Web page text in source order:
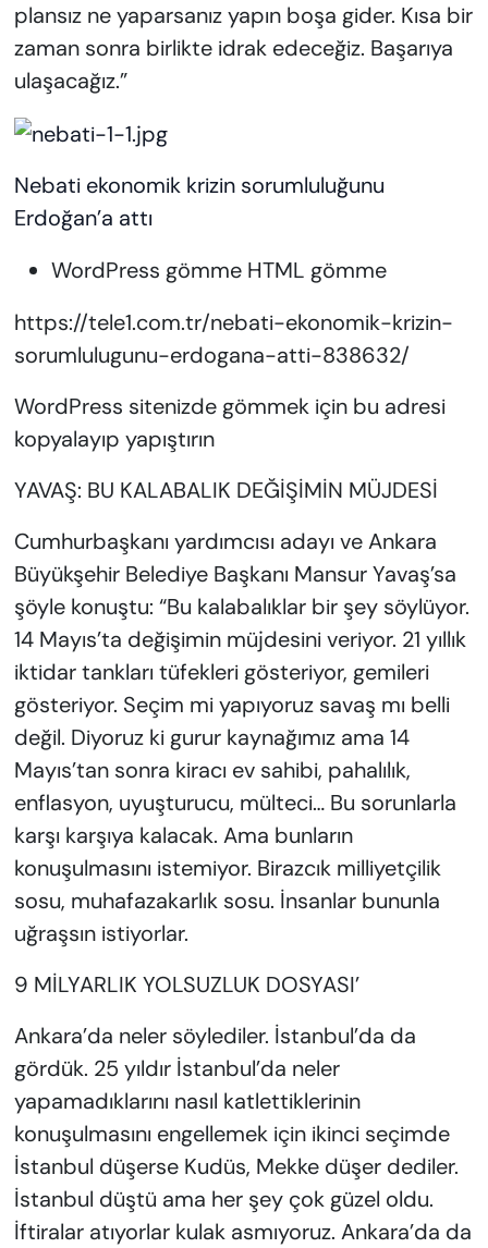
plansız ne yaparsanız yapın boşa gider. Kısa bir
zaman sonra birlikte idrak edeceğiz. Başarıya
ulaşacağız.”
Nebati ekonomik krizin sorumluluğunu
Erdoğan’a attı
WordPress gömme HTML gömme
https://tele1.com.tr/nebati-ekonomik-krizin-
sorumlulugunu-erdogana-atti-838632/
WordPress sitenizde gömmek için bu adresi
kopyalayıp yapıştırın
YAVAŞ: BU KALABALIK DEĞİŞİMİN MÜJDESİ
Cumhurbaşkanı yardımcısı adayı ve Ankara
Büyükşehir Belediye Başkanı Mansur Yavaş’sa
şöyle konuştu: “Bu kalabalıklar bir şey söylüyor.
14 Mayıs’ta değişimin müjdesini veriyor. 21 yıllık
iktidar tankları tüfekleri gösteriyor, gemileri
gösteriyor. Seçim mi yapıyoruz savaş mı belli
değil. Diyoruz ki gurur kaynağımız ama 14
Mayıs’tan sonra kiracı ev sahibi, pahalılık,
enflasyon, uyuşturucu, mülteci… Bu sorunlarla
karşı karşıya kalacak. Ama bunların
konuşulmasını istemiyor. Birazcık milliyetçilik
sosu, muhafazakarlık sosu. İnsanlar bununla
uğraşsın istiyorlar.
9 MİLYARLIK YOLSUZLUK DOSYASI’
Ankara’da neler söylediler. İstanbul’da da
gördük. 25 yıldır İstanbul’da neler
yapamadıklarını nasıl katlettiklerinin
konuşulmasını engellemek için ikinci seçimde
İstanbul düşerse Kudüs, Mekke düşer dediler.
İstanbul düştü ama her şey çok güzel oldu.
İftiralar atıyorlar kulak asmıyoruz. Ankara’da da